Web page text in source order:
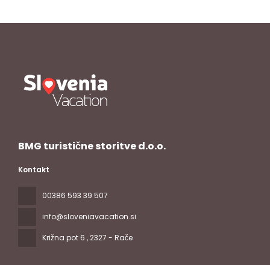
BMG turistične storitve d.o.o.
Kontakt
00386 593 39 507
info@sloveniavacation.si
Križna pot 6 , 2327 - Rače